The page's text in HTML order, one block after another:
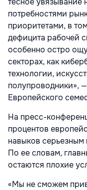
потребностями
приоритетами, в
дефицита рабочей
особенно остро
секторах, как
технологии,
полупроводники»,
Европейского
На пресс-
процентов
навыков серьезным
По ее словам,
остаются плохие
«Мы не сможем